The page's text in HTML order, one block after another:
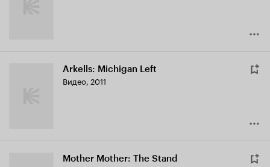
Arkells: Michigan Left
Видео, 2011
Mother Mother: The Stand